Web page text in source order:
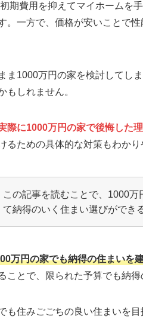
期費用を抑えてマイホームを
。一方で、価格が安いことで
ま1000万円の家を検討してし
もしれません。
際に1000万円の家で後悔した
るための具体的な対策もわかり
この記事を読むことで、1000
て納得のいく住まい選びができ
万円の家でも納得の住まいを
ことで、限られた予算でも納得
も住みごごちの良い住まいを